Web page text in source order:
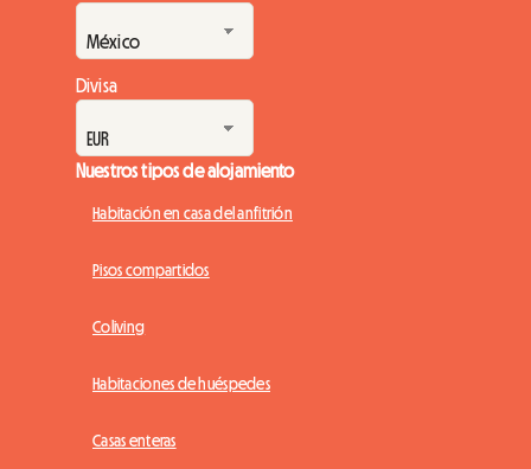
Divisa
Nuestros tipos de alojamiento
Habitación en casa del anfitrión
Pisos compartidos
Coliving
Habitaciones de huéspedes
Casas enteras